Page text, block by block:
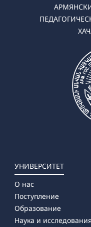
УНИВЕРСИТЕТ
О нас
Поступление
Образование
Наука и исследования